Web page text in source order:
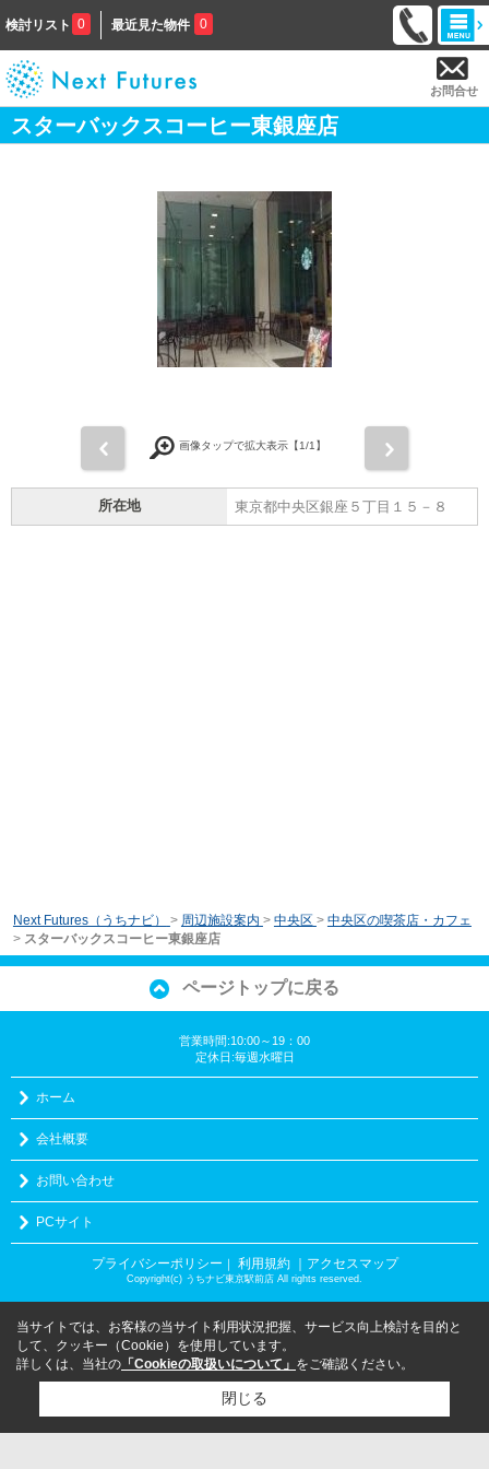
検討リスト 0 最近見た物件 0
お問合せ
スターバックスコーヒー東銀座店
画像タップで拡大表示【1/1】
所在地 東京都中央区銀座５丁目１５－８
Next Futures（うちナビ） > 周辺施設案内 > 中央区 > 中央区の喫茶店・カフェ
> スターバックスコーヒー東銀座店
ページトップに戻る
営業時間:10:00～19：00
定休日:毎週水曜日
ホーム
会社概要
お問い合わせ
PCサイト
プライバシーポリシー ｜ 利用規約 ｜アクセスマップ
Copyright(c) うちナビ東京駅前店 All rights reserved.
当サイトでは、お客様の当サイト利用状況把握、サービス向上検討を目的と
して、クッキー（Cookie）を使用しています。
詳しくは、当社の 「Cookieの取扱いについて」 をご確認ください。
閉じる